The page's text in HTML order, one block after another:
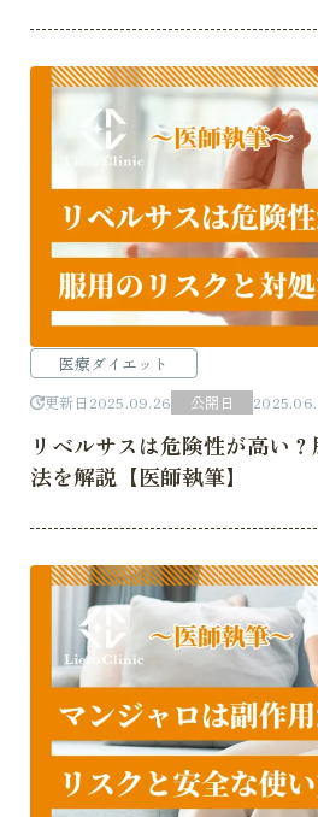
医療ダイエット
更新日 2025.09.26 公開日
リベルサスは危険性が高い
法を解説【医師執筆】